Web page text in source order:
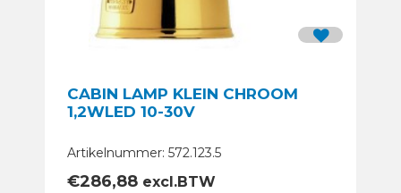
CABIN LAMP KLEIN CHROOM
1,2WLED 10-30V
Artikelnummer: 572.123.5
€286,88 excl.BTW